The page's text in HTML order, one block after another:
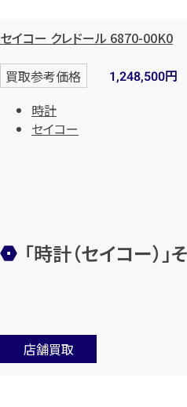
セイコー クレドール 6870-00K0
買取参考価格 1,248,500円
時計
セイコー
「時計（セイコー）
店舗買取